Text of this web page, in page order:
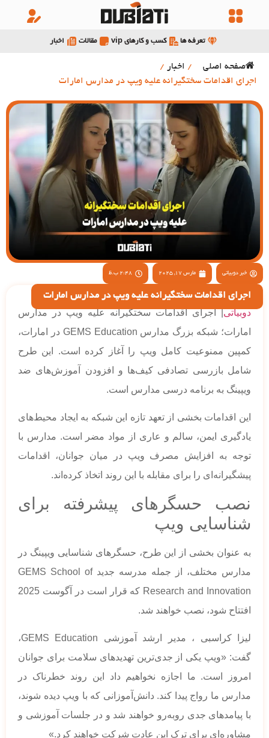
تعرفه ها کسب و کارهای vip مقالات اخبار
صفحه اصلی / اخبار /
اجرای اقدامات سختگیرانه علیه ویپ در مدارس امارات
خبر دوبیاتی مارس 17, 2025 2:48 ب.ظ
اجرای اقدامات سختگیرانه علیه ویپ در مدارس امارات
دوبیاتی| اجرای اقدامات سختگیرانه علیه ویپ در مدارس
امارات؛ شبکه بزرگ مدارس GEMS Education در امارات،
کمپین ممنوعیت کامل ویپ را آغاز کرده است. این طرح
شامل بازرسی تصادفی کیف‌ها و افزودن آموزش‌های ضد
ویپینگ به برنامه درسی مدارس است.
این اقدامات بخشی از تعهد تازه این شبکه به ایجاد محیط‌های
یادگیری ایمن، سالم و عاری از مواد مضر است. مدارس با
توجه به افزایش مصرف ویپ در میان جوانان، اقدامات
پیشگیرانه‌ای را برای مقابله با این روند اتخاذ کرده‌اند.
نصب حسگرهای پیشرفته برای
شناسایی ویپ
به عنوان بخشی از این طرح، حسگرهای شناسایی ویپینگ در
مدارس مختلف، از جمله مدرسه جدید GEMS School of
Research and Innovation که قرار است در آگوست 2025
افتتاح شود، نصب خواهند شد.
لیزا کراسبی ، مدیر ارشد آموزشی GEMS Education،
گفت: «ویپ یکی از جدی‌ترین تهدیدهای سلامت برای جوانان
امروز است. ما اجازه نخواهیم داد این روند خطرناک در
مدارس ما رواج پیدا کند. دانش‌آموزانی که با ویپ دیده شوند،
با پیامدهای جدی روبه‌رو خواهند شد و در جلسات آموزشی و
مشاوره‌ای برای ترک این عادت شرکت خواهند کرد.»